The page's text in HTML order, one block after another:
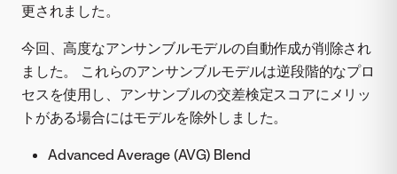
更されました。
今回、高度なアンサンブルモデルの自動作成が削除され
ました。 これらのアンサンブルモデルは逆段階的なプロ
セスを使用し、アンサンブルの交差検定スコアにメリッ
トがある場合にはモデルを除外しました。
Advanced Average (AVG) Blend